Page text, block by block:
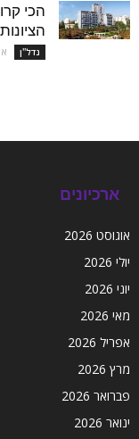
הכי
נדל''ן
ארכיונים
אוגוסט 2026
יולי 2026
יוני 2026
מאי 2026
אפריל 2026
מרץ 2026
פברואר 2026
ינואר 2026